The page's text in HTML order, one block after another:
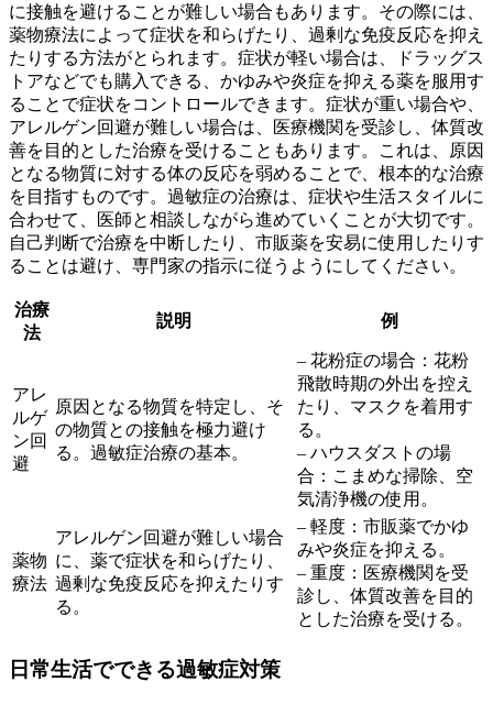
に接触を避けることが難しい場合もあります。その際には、
薬物療法によって症状を和らげたり、過剰な免疫反応を抑え
たりする方法がとられます。症状が軽い場合は、ドラッグス
トアなどでも購入できる、かゆみや炎症を抑える薬を服用す
ることで症状をコントロールできます。症状が重い場合や、
アレルゲン回避が難しい場合は、医療機関を受診し、体質改
善を目的とした治療を受けることもあります。これは、原因
となる物質に対する体の反応を弱めることで、根本的な治療
を目指すものです。過敏症の治療は、症状や生活スタイルに
合わせて、医師と相談しながら進めていくことが大切です。
自己判断で治療を中断したり、市販薬を安易に使用したりす
ることは避け、専門家の指示に従うようにしてください。
治療
法
説明 例
アレ
ルゲ
ン回
避
原因となる物質を特定し、そ
の物質との接触を極力避け
る。過敏症治療の基本。
– 花粉症の場合：花粉
飛散時期の外出を控え
たり、マスクを着用す
る。
– ハウスダストの場
合：こまめな掃除、空
気清浄機の使用。
薬物
療法
アレルゲン回避が難しい場合
に、薬で症状を和らげたり、
過剰な免疫反応を抑えたりす
る。
– 軽度：市販薬でかゆ
みや炎症を抑える。
– 重度：医療機関を受
診し、体質改善を目的
とした治療を受ける。
日常生活でできる過敏症対策